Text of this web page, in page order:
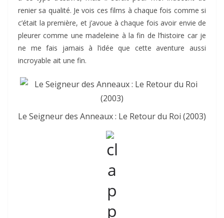
renier sa qualité. Je vois ces films à chaque fois comme si
c’était la première, et j’avoue à chaque fois avoir envie de
pleurer comme une madeleine à la fin de l’histoire car je
ne me fais jamais à l’idée que cette aventure aussi
incroyable ait une fin.
Le Seigneur des Anneaux : Le Retour du Roi (2003)